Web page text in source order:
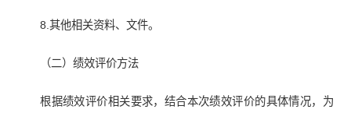
8.其他相关资料、文件。
（二）绩效评价方法
根据绩效评价相关要求，结合本次绩效评价的具体情况，为